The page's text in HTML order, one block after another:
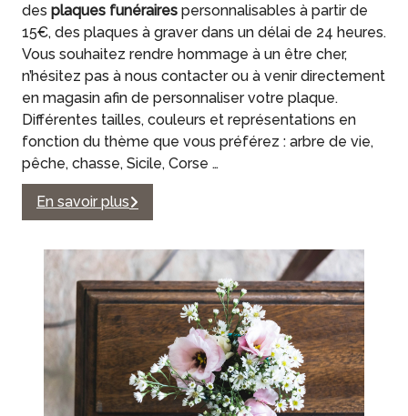
des plaques funéraires personnalisables à partir de
15€, des plaques à graver dans un délai de 24 heures.
Vous souhaitez rendre hommage à un être cher,
n’hésitez pas à nous contacter ou à venir directement
en magasin afin de personnaliser votre plaque.
Différentes tailles, couleurs et représentations en
fonction du thème que vous préférez : arbre de vie,
pêche, chasse, Sicile, Corse …
En savoir plus